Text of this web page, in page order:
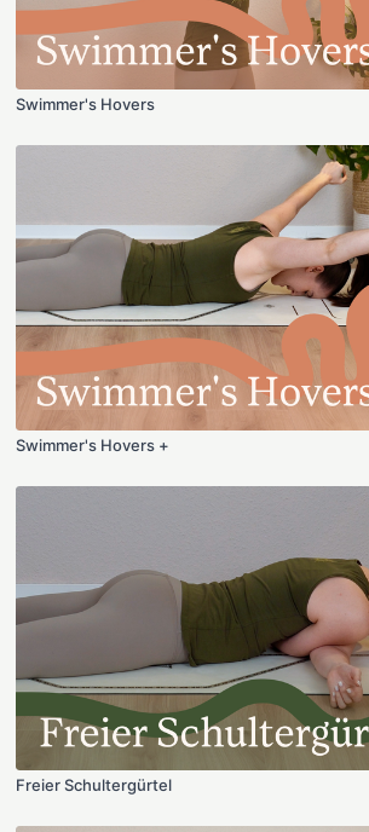
Swimmer's Hovers
Swimmer's Hovers +
Freier Schultergürtel